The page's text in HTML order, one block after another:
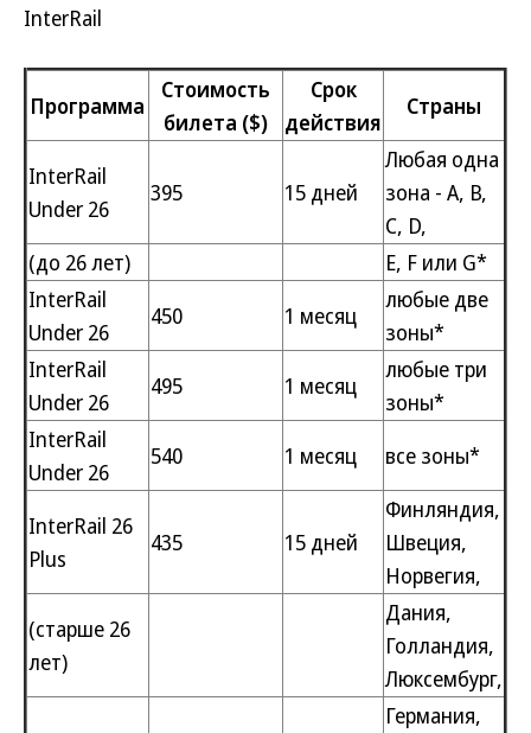
InterRail
Программа
Стоимость
билета ($)
Срок
действия
Страны
InterRail
Under 26
395 15 дней
Любая одна
зона - А, В,
С, D,
(до 26 лет)
E, F или G*
InterRail
Under 26
450 1 месяц
любые две
зоны*
InterRail
Under 26
495 1 месяц
любые три
зоны*
InterRail
Under 26
540 1 месяц все зоны*
InterRail 26
Plus
435 15 дней
Финляндия,
Швеция,
Норвегия,
(старше 26
лет)
Дания,
Голландия,
Люксембург,
Германия,